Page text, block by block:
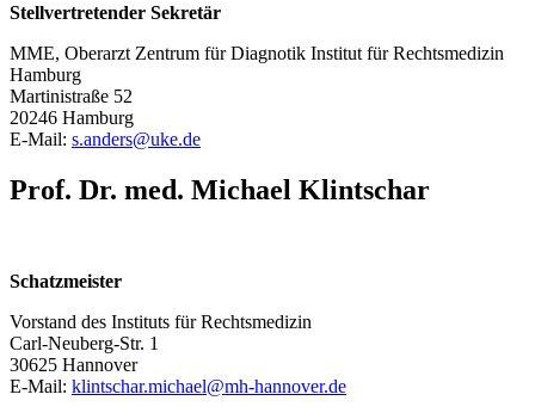
Stellvertretender Sekretär
MME, Oberarzt Zentrum für Diagnotik Institut für Rechtsmedizin
Hamburg
Martinistraße 52
20246 Hamburg
E-Mail: s.anders@uke.de
Prof. Dr. med. Michael Klintschar
Schatzmeister
Vorstand des Instituts für Rechtsmedizin
Carl-Neuberg-Str. 1
30625 Hannover
E-Mail: klintschar.michael@mh-hannover.de